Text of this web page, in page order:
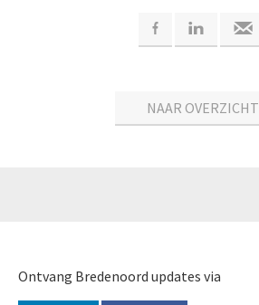
NAAR OVERZICHT
Ontvang Bredenoord updates via